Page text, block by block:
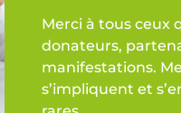
Merci à tous ceux
donateurs,
manifestations.
s’impliquent et